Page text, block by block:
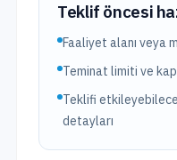
Teklif öncesi
Faaliyet alanı veya
Teminat limiti ve
Teklifi
detayları